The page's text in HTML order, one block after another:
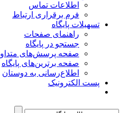
اطلاعات تماس
فرم برقراری ارتباط
تسهیلات پایگاه
راهنمای صفحات
جستجو در پایگاه
صفحه پرسش‌های متداول
صفحه برترین‌های پایگاه
اطلاع‌رسانی به دوستان
پست الکترونیک